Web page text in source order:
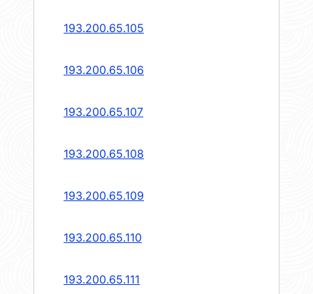
193.200.65.105
193.200.65.106
193.200.65.107
193.200.65.108
193.200.65.109
193.200.65.110
193.200.65.111